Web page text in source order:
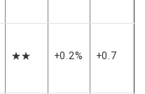
★★ +0.2% +0.7